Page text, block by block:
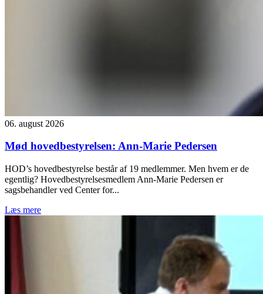
06. august 2026
Mød hovedbestyrelsen: Ann-Marie Pedersen
HOD’s hovedbestyrelse består af 19 medlemmer. Men hvem er de
egentlig? Hovedbestyrelsesmedlem Ann-Marie Pedersen er
sagsbehandler ved Center for...
Læs mere